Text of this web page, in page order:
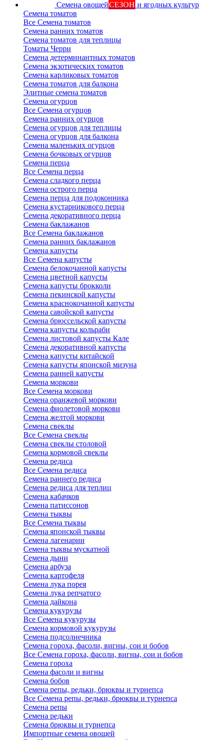
Семена овощейСЕЗОН и ягодных культур
Семена томатов
Все Семена томатов
Семена ранних томатов
Семена томатов для теплицы
Томаты Черри
Семена детерминантных томатов
Семена экзотических томатов
Семена карликовых томатов
Семена томатов для балкона
Элитные семена томатов
Семена огурцов
Все Семена огурцов
Семена ранних огурцов
Семена огурцов для теплицы
Семена огурцов для балкона
Семена маленьких огурцов
Семена бочковых огурцов
Семена перца
Все Семена перца
Семена сладкого перца
Семена острого перца
Семена перца для подоконника
Семена кустарникового перца
Семена декоративного перца
Семена баклажанов
Все Семена баклажанов
Семена ранних баклажанов
Семена капусты
Все Семена капусты
Семена белокочанной капусты
Семена цветной капусты
Семена капусты брокколи
Семена пекинской капусты
Семена краснокочанной капусты
Семена савойской капусты
Семена брюссельской капусты
Семена капусты кольраби
Семена листовой капусты Кале
Семена декоративной капусты
Семена капусты китайской
Семена капусты японской мизуна
Семена ранней капусты
Семена моркови
Все Семена моркови
Семена оранжевой моркови
Семена фиолетовой моркови
Семена желтой моркови
Семена свеклы
Все Семена свеклы
Семена свеклы столовой
Семена кормовой свеклы
Семена редиса
Все Семена редиса
Семена раннего редиса
Семена редиса для теплиц
Семена кабачков
Семена патиссонов
Семена тыквы
Все Семена тыквы
Семена японской тыквы
Семена лагенарии
Семена тыквы мускатной
Семена дыни
Семена арбуза
Семена картофеля
Семена лука порея
Семена лука репчатого
Семена дайкона
Семена кукурузы
Все Семена кукурузы
Семена кормовой кукурузы
Семена подсолнечника
Семена гороха, фасоли, вигны, сои и бобов
Все Семена гороха, фасоли, вигны, сои и бобов
Семена гороха
Семена фасоли и вигны
Семена бобов
Семена репы, редьки, брюквы и турнепса
Все Семена репы, редьки, брюквы и турнепса
Семена репы
Семена редьки
Семена брюквы и турнепса
Импортные семена овощей